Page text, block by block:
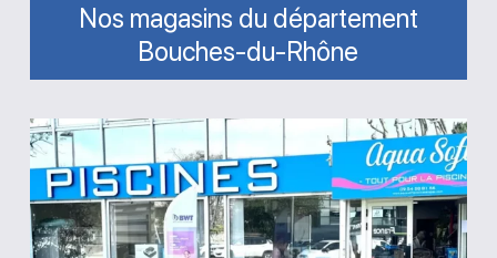
Nos magasins du département
Bouches-du-Rhône
Magasin
Aqua
Soft
Piscines